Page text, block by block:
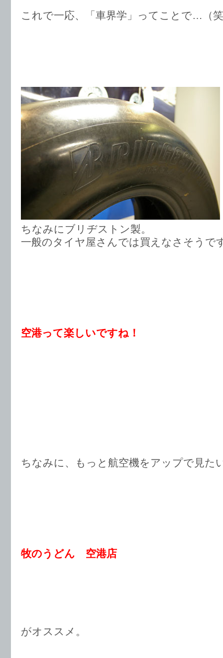
これで一応、「車界学」ってことで…（
ちなみにブリヂストン製。
一般のタイヤ屋さんでは買えなさそう
空港って楽しいですね！
ちなみに、もっと航空機をアップで見た
牧のうどん 空港店
がオススメ。